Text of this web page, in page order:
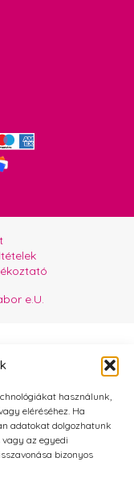
használunk,
eléréséhez. Ha
adatokat dolgozhatunk
vagy az egyedi
bizonyos
e.U.